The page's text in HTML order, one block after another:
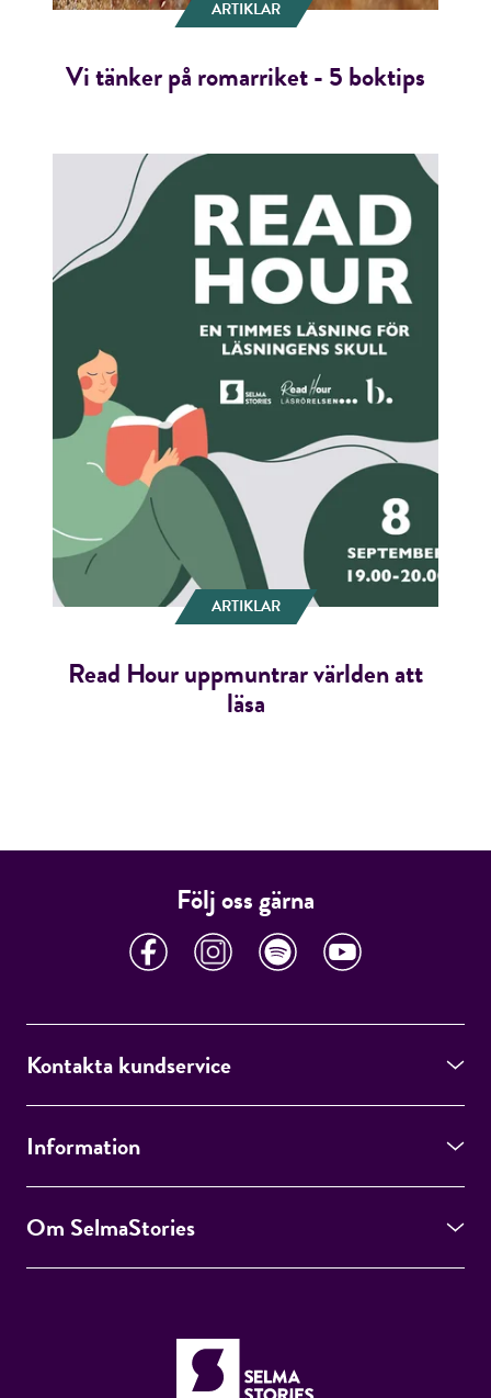
ARTIKLAR
Vi tänker på romarriket - 5 boktips
ARTIKLAR
Read Hour uppmuntrar världen att
läsa
Följ oss gärna
Kontakta kundservice
Information
Om SelmaStories